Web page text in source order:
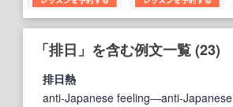
「排日」を含む例文一覧 (23)
排日熱
anti-Japanese feeling―anti-Japanese